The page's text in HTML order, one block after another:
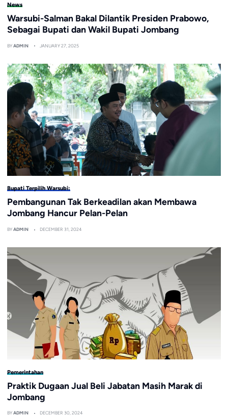
News
Warsubi-Salman Bakal Dilantik Presiden Prabowo,
Sebagai Bupati dan Wakil Bupati Jombang
BYADMIN JANUARY 27, 2025
Bupati Terpilih Warsubi:
Pembangunan Tak Berkeadilan akan Membawa
Jombang Hancur Pelan-Pelan
BYADMIN DECEMBER 31, 2024
Pemerintahan
Praktik Dugaan Jual Beli Jabatan Masih Marak di
Jombang
BYADMIN DECEMBER 30, 2024